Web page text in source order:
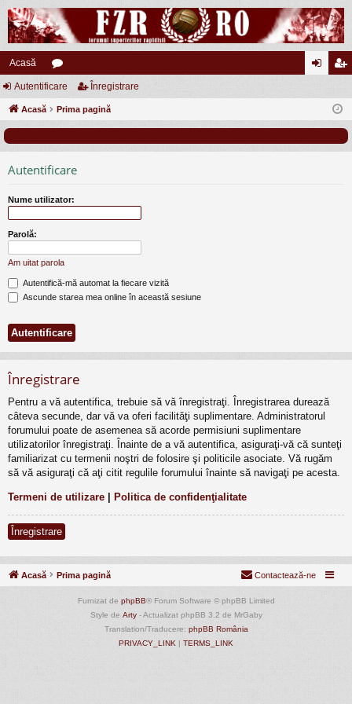
Acasă
or
u eg
Autentificare Înregistrare
Acasă Prima pagină
Autentificare
Nume utilizator:
Parolă:
Am uitat parola
Autentifică-mă automat la fiecare vizită
Ascunde starea mea online în această sesiune
Înregistrare
Pentru a vă autentifica, trebuie să vă înregistraţi. Înregistrarea durează
câteva secunde, dar vă va oferi facilităţi suplimentare. Administratorul
forumului poate de asemenea să acorde permisiuni suplimentare
utilizatorilor înregistraţi. Înainte de a vă autentifica, asiguraţi-vă că sunteţi
familiarizat cu termenii noştri de folosire şi politicile asociate. Vă rugăm
să vă asiguraţi că aţi citit regulile forumului înainte să navigaţi pe acesta.
Termeni de utilizare Politica de confidenţialitate
Înregistrare
Acasă Prima pagină Contactează-ne
Furnizat de phpBB® Forum Software © phpBB Limited
Style de Arty- Actualizat phpBB 3.2 de MrGaby
Translation/Traducere: phpBB România
PRIVACY_LINK | TERMS_LINK